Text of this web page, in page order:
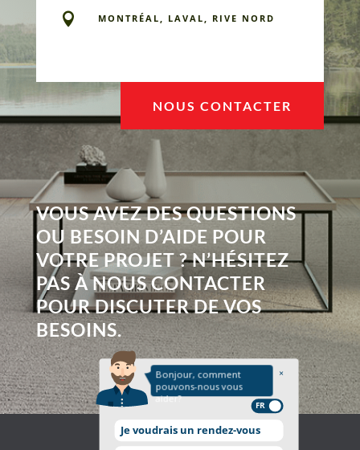
 MONTRÉAL, LAVAL, RIVE NORD
NOUS CONTACTER
VOUS AVEZ DES QUESTIONS
OU BESOIN D’AIDE POUR
VOTRE PROJET ? N’HÉSITEZ
PAS À NOUS CONTACTER
POUR DISCUTER DE VOS
BESOINS.